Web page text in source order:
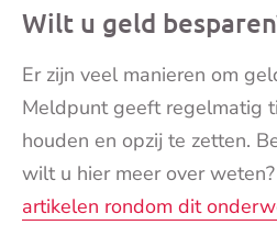
Wilt u geld
Er zijn veel manieren om
Meldpunt geeft regelmatig
houden en opzij te zetten.
wilt u hier meer over weten?
artikelen rondom dit